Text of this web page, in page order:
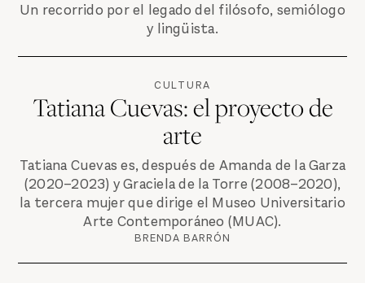
Un recorrido por el legado del filósofo, semiólogo
y lingüista.
CULTURA
Tatiana Cuevas: el proyecto de
arte
Tatiana Cuevas es, después de Amanda de la Garza
(2020–2023) y Graciela de la Torre (2008–2020),
la tercera mujer que dirige el Museo Universitario
Arte Contemporáneo (MUAC).
BRENDA BARRÓN